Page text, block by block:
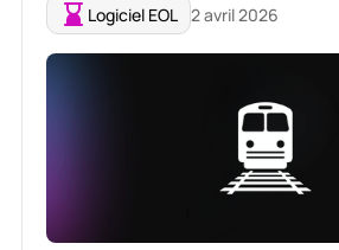
Logiciel EOL 2 avril 2026